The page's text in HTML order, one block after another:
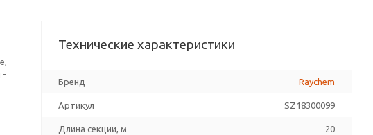
-
и
Технические характеристики
Бренд Raychem
Артикул SZ18300099
Длина секции, м 20